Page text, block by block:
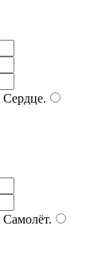
Сердце.
Самолёт.